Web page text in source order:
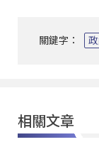
關鍵字：
相關文章